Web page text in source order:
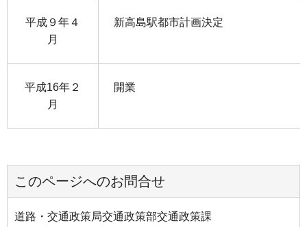
平成９年４
月
新高島駅都市計画決定
平成16年２
月
開業
このページへのお問合せ
道路・交通政策局交通政策部交通政策課